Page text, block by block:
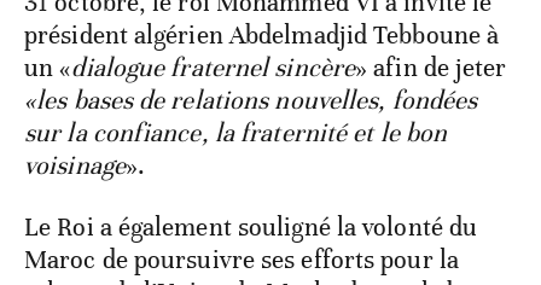
président algérien Abdelmadjid Tebboune à
un «dialogue fraternel sincère» afin de jeter
«les bases de relations nouvelles, fondées
sur la confiance, la fraternité et le bon
voisinage».
Le Roi a également souligné la volonté du
Maroc de poursuivre ses efforts pour la